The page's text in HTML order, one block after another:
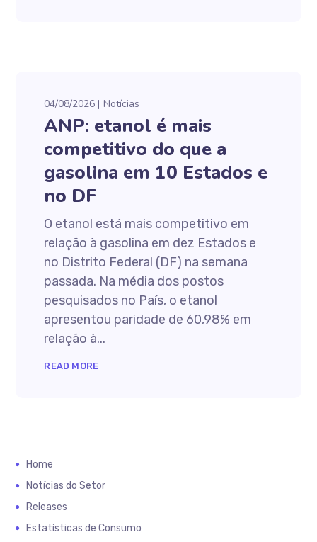
04/08/2026 Notícias
ANP: etanol é mais
competitivo do que a
gasolina em 10 Estados e
no DF
O etanol está mais competitivo em
relação à gasolina em dez Estados e
no Distrito Federal (DF) na semana
passada. Na média dos postos
pesquisados no País, o etanol
apresentou paridade de 60,98% em
relação à...
READ MORE
Home
Notícias do Setor
Releases
Estatísticas de Consumo